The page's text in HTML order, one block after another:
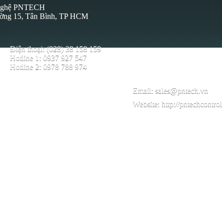
PNTECH
15, Tân Bình, TP HCM
Điện thoại: (028) 38 158 159
Hotline 1: 0937 927 547
Hotline 2: 0978 788 974
Email: sales@pntech.vn
Website: http://